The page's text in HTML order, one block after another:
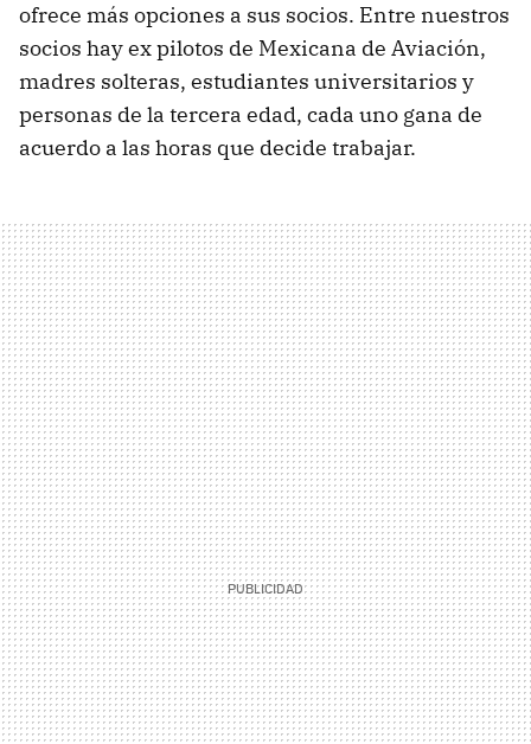
ofrece más opciones a sus socios. Entre nuestros
socios hay ex pilotos de Mexicana de Aviación,
madres solteras, estudiantes universitarios y
personas de la tercera edad, cada uno gana de
acuerdo a las horas que decide trabajar.